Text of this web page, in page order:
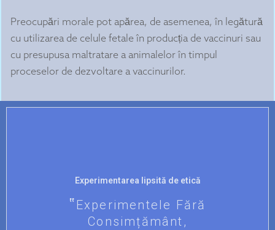
Preocupări morale pot apărea, de asemenea, în legătură
cu utilizarea de celule fetale în producția de vaccinuri sau
cu presupusa maltratare a animalelor în timpul
proceselor de dezvoltare a vaccinurilor.
Experimentarea lipsită de etică
Experimentele Fără
Consimțământ,